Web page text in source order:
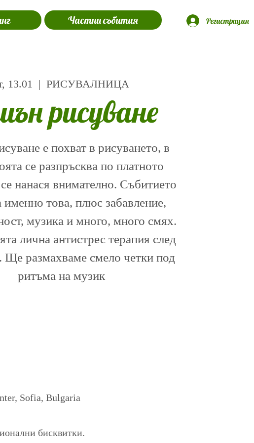
Частни събития Регистрация
13.01
  |
РИСУВАЛНИЦА
рисуване
е похват в рисуването, в
се разпръсква по платното
нанася внимателно. Събитието
това, плюс забавление,
музика и много, много смях.
лична антистрес терапия след
Ще размахваме смело четки под
ритъма на музик
Sofia, Bulgaria
бисквитки.